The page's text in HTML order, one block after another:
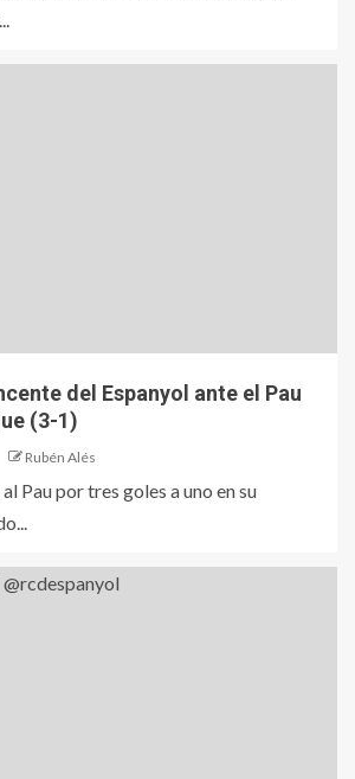
del Espanyol ante el Pau
(3-1)
Rubén Alés
Pau por tres goles a uno en su